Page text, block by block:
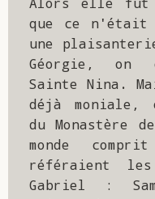
que ce n'était
une
Géorgie, on
Sainte Nina.
déjà moniale,
du Monastère
monde
référaient
Gabriel :